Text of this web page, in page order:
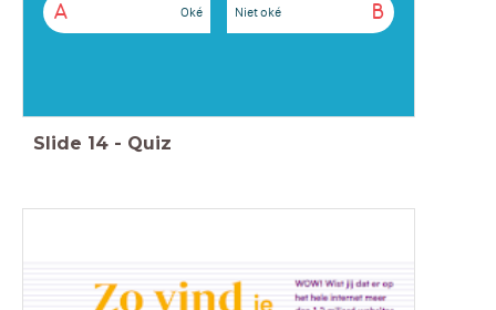
A Oké B
Niet oké
Slide 14 - Quiz